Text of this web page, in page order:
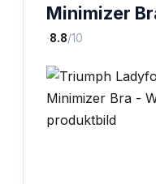
Minimizer
·8.8/10